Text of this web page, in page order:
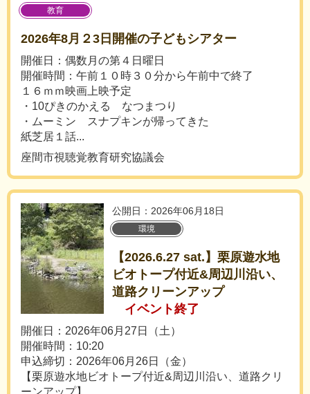
教育
2026年8月２3日開催の子どもシアター
開催日：偶数月の第４日曜日
開催時間：午前１０時３０分から午前中で終了
１６ｍｍ映画上映予定
・10ぴきのかえる なつまつり
・ムーミン スナプキンが帰ってきた
紙芝居１話...
座間市視聴覚教育研究協議会
公開日：2026年06月18日
環境
【2026.6.27 sat.】栗原遊水地
ビオトープ付近&周辺川沿い、
道路クリーンアップ
イベント終了
開催日：2026年06月27日（土）
開催時間：10:20
申込締切：2026年06月26日（金）
【栗原遊水地ビオトープ付近&周辺川沿い、道路クリ
ーンアップ】